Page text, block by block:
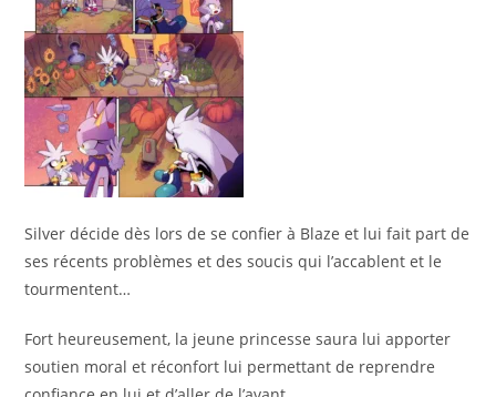
Silver décide dès lors de se confier à Blaze et lui fait part de
ses récents problèmes et des soucis qui l’accablent et le
tourmentent…
Fort heureusement, la jeune princesse saura lui apporter
soutien moral et réconfort lui permettant de reprendre